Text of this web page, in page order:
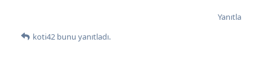
Yanıtla
koti42 bunu yanıtladı.